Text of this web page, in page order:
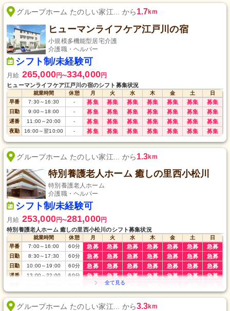
グループホーム たのしい家江... から1.7km
ヒューマンライフケア江戸川の宿
小規模多機能型居宅介護
介護職・ヘルパー
シフト制/未経験可
月給 265,000円〜334,000円
ヒューマンライフケア江戸川の宿のシフト募集状況
就業時間 休憩 月 火 水 木 金 土
日
早番
7:30～ 16:30 - 募集 募集 募集 募集 募集 募集 募集
日勤 9:00～ 18:00 - 募集 募集 募集 募集 募集 募集 募集
遅番 11:00～20:00 - 募集 募集 募集 募集 募集 募集 募集
夜勤 16:00～翌10:00 - 募集 募集 募集 募集 募集 募集 募集
グループホーム たのしい家江... から1.3km
特別養護老人ホーム 癒しの里西小松川
特別養護老人ホーム
介護職・ヘルパー
シフト制/未経験可
月給 253,000円〜281,000円
特別養護老人ホーム 癒しの里西小松川のシフト募集状況
就業時間 休憩 月 火 水 木 金 土
日
早番
7:00～ 16:00 60分 急募 急募 急募 急募 急募 急募 急募
日勤 8:30～ 17:30 60分 急募 急募 急募 急募 急募 急募 急募
日勤 10:00～ 19:00 60分 急募 急募 急募 急募 急募 急募 急募
遅番 13:00 ～22:00 60分 急募 急募 急募 急募 急募 急募 急募
急募 急募
グループホーム たのしい家江... から3.3km